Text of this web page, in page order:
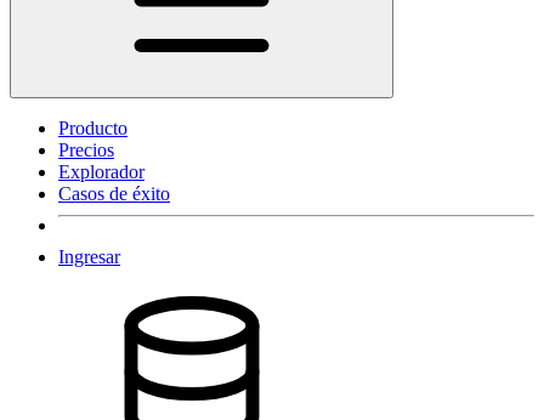
Producto
Precios
Explorador
Casos de éxito
Ingresar